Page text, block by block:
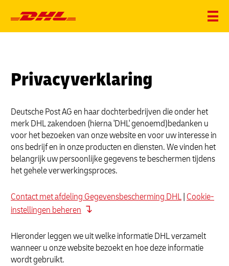
Privacyverklaring
Deutsche Post AG en haar dochterbedrijven die onder het
merk DHL zakendoen (hierna 'DHL' genoemd)bedanken u
voor het bezoeken van onze website en voor uw interesse in
ons bedrijf en in onze producten en diensten. We vinden het
belangrijk uw persoonlijke gegevens te beschermen tijdens
het gehele verwerkingsproces.
Contact met afdeling Gegevensbescherming DHL| Cookie-
instellingen beheren
Hieronder leggen we uit welke informatie DHL verzamelt
wanneer u onze website bezoekt en hoe deze informatie
wordt gebruikt.